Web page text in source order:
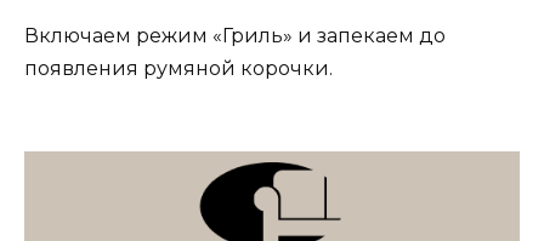
Включаем режим «Гриль» и запекаем до
появления румяной корочки.